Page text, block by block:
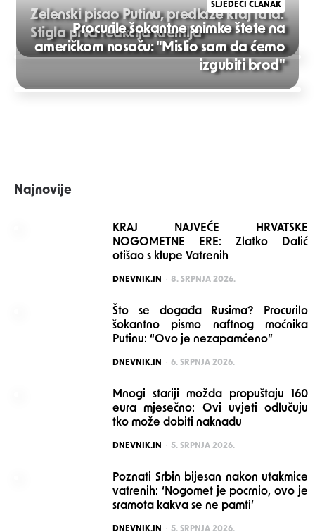
Post
navigation
Zelenski pisao Putinu, predlaže kraj rata.
Stigla prva reakcija Kremlja
SLJEDEĆI ČLANAK
Procurile šokantne snimke štete na
američkom nosaču: "Mislio sam da ćemo
izgubiti brod"
Najnovije
KRAJ NAJVEĆE HRVATSKE
NOGOMETNE ERE: Zlatko Dalić
otišao s klupe Vatrenih
POSTED
DNEVNIK.IN 8. SRPNJA 2026.
Što se događa Rusima? Procurilo
šokantno pismo naftnog moćnika
Putinu: “Ovo je nezapamćeno”
POSTED
DNEVNIK.IN 6. SRPNJA 2026.
Mnogi stariji možda propuštaju 160
eura mjesečno: Ovi uvjeti odlučuju
tko može dobiti naknadu
POSTED
DNEVNIK.IN 5. SRPNJA 2026.
Poznati Srbin bijesan nakon utakmice
vatrenih: ‘Nogomet je pocrnio, ovo je
sramota kakva se ne pamti’
POSTED
DNEVNIK.IN 5. SRPNJA 2026.